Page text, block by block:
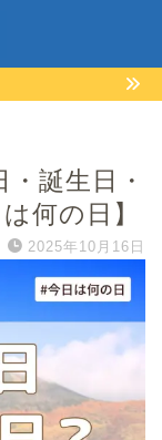
誕生日・
何の日】
2025年10月16日